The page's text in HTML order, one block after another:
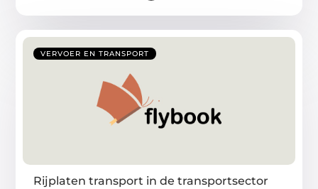
VERVOER EN TRANSPORT
Rijplaten transport in de transportsector